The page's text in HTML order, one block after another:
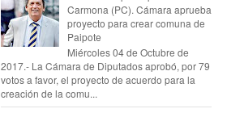
Carmona (PC). Cámara aprueba
proyecto para crear comuna de
Paipote
Miércoles 04 de Octubre de
2017.- La Cámara de Diputados aprobó, por 79
votos a favor, el proyecto de acuerdo para la
creación de la comu...